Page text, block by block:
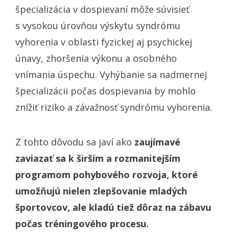
špecializácia v dospievaní môže súvisieť
s vysokou úrovňou výskytu syndrómu
vyhorenia v oblasti fyzickej aj psychickej
únavy, zhoršenia výkonu a osobného
vnímania úspechu. Vyhýbanie sa nadmernej
špecializácii počas dospievania by mohlo
znížiť riziko a závažnosť syndrómu vyhorenia.
Z tohto dôvodu sa javí ako zaujímavé
zaviazať sa k širším a rozmanitejším
programom pohybového rozvoja, ktoré
umožňujú nielen zlepšovanie mladých
športovcov, ale kladú tiež dôraz na zábavu
počas tréningového procesu.